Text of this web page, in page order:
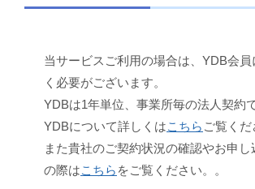
当サービスご利用の場合は、YDB会
く必要がございます。
YDBは1年単位、事業所毎の法人契約で
YDBについて詳しくはこちら ご覧くだ
また貴社のご契約状況の確認やお申し
の際はこちら をご覧ください。。